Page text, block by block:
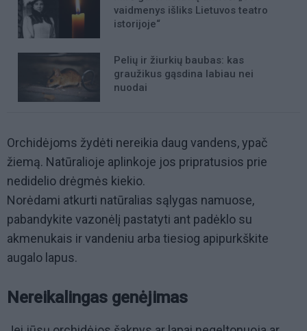
vaidmenys išliks Lietuvos teatro
istorijoje“
Pelių ir žiurkių baubas: kas
graužikus gąsdina labiau nei
nuodai
Orchidėjoms žydėti nereikia daug vandens, ypač
žiemą. Natūralioje aplinkoje jos pripratusios prie
nedidelio drėgmės kiekio.
Norėdami atkurti natūralias sąlygas namuose,
pabandykite vazonėlį pastatyti ant padėklo su
akmenukais ir vandeniu arba tiesiog apipurkškite
augalo lapus.
Nereikalingas genėjimas